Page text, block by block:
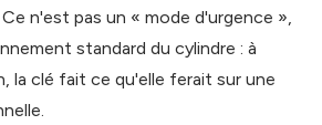
n'est pas un « mode d'urgence »,
standard du cylindre : à
la clé fait ce qu'elle ferait sur une